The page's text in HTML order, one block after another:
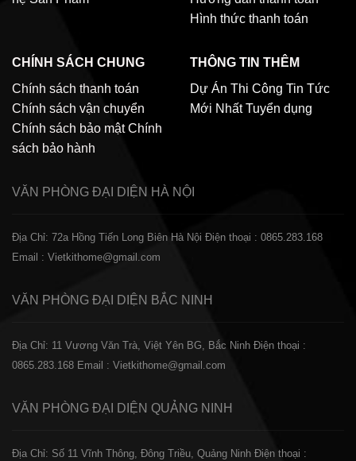
Hình thức thanh toán
CHÍNH SÁCH CHUNG
Chính sách thanh toán
Chính sách vận chuyển
Chính sách bảo mật Chính
sách bảo hành
THÔNG TIN THÊM
Dự Án Thi Công Tin Tức
Mới Nhất Tuyển dụng
VĂN PHÒNG ĐẠI DIỆN HÀ NỘI
Địa Chỉ: 72a Hồng Tiến Long Biên Hà Nội Điện thoại : 0865.283.168
Email : Vietkithome@gmail.com
VĂN PHÒNG ĐẠI DIỆN BẮC NINH
Địa Chỉ: 11 Vương Văn Trà, Việt Yên BG, Bắc Ninh Điện thoại :
0865.283.168 Email : Vietkithome@gmail.com
VĂN PHÒNG ĐẠI DIỆN QUẢNG NINH
Địa Chỉ: Số 11 Vĩnh Thông, Đông Triều, Quảng Ninh Điện thoại :